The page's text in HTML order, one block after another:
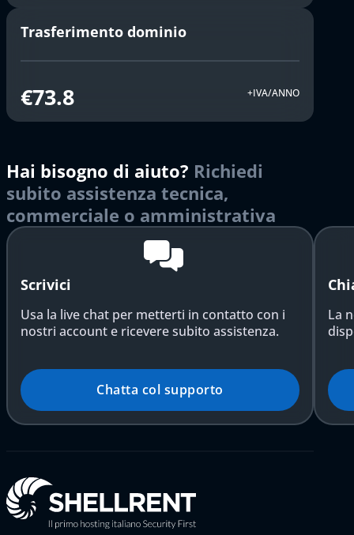
Trasferimento dominio
€73.8 +IVA/ANNO
Hai bisogno di aiuto? Richiedi
subito assistenza tecnica,
commerciale o amministrativa
Scrivici
Usa la live chat per metterti in contatto con i
nostri account e ricevere subito assistenza.
Chatta col supporto
La